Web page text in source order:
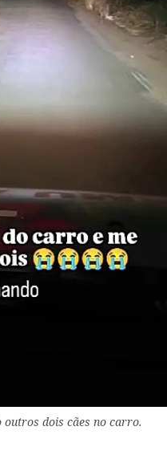
dois cães no carro.